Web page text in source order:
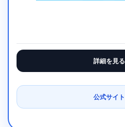
詳細を見る
公式サイト